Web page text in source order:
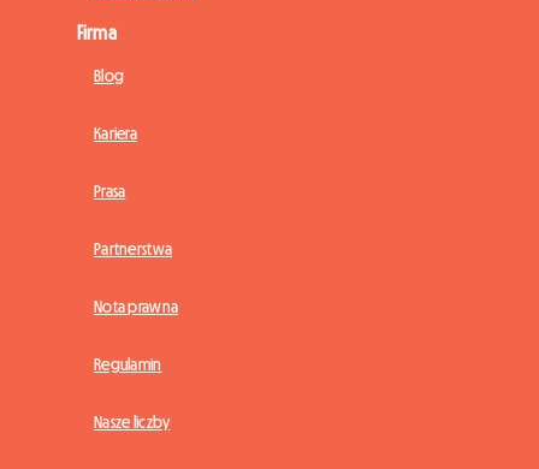
Firma
Blog
Kariera
Prasa
Partnerstwa
Nota prawna
Regulamin
Nasze liczby